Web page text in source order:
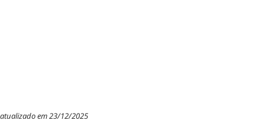
atualizado em 23/12/2025